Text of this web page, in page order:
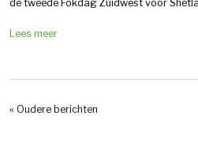
de tweede Fokdag Zuidwest voor
Lees meer
« Oudere berichten